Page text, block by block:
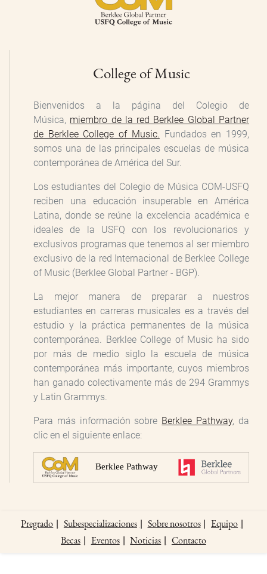
College of Music
Bienvenidos a la página del Colegio de
Música, miembro de la red Berklee Global Partner
de Berklee College of Music. Fundados en 1999,
somos una de las principales escuelas de música
contemporánea de América del Sur.
Los estudiantes del Colegio de Música COM-USFQ
reciben una educación insuperable en América
Latina, donde se reúne la excelencia académica e
ideales de la USFQ con los revolucionarios y
exclusivos programas que tenemos al ser miembro
exclusivo de la red Internacional de Berklee College
of Music (Berklee Global Partner - BGP).
La mejor manera de preparar a nuestros
estudiantes en carreras musicales es a través del
estudio y la práctica permanentes de la música
contemporánea. Berklee College of Music ha sido
por más de medio siglo la escuela de música
contemporánea más importante, cuyos miembros
han ganado colectivamente más de 294 Grammys
y Latin Grammys.
Para más información sobre Berklee Pathway, da
clic en el siguiente enlace:
Pregrado Subespecializaciones Sobre nosotros
Equipo
Becas
Eventos Noticias Contacto